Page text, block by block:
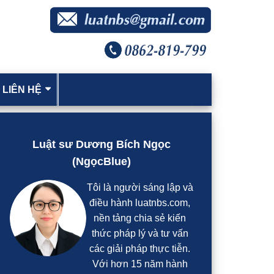
LIÊN HỆ
Luật sư Dương Bích Ngọc
(NgọcBlue)
Tôi là người sáng lập và
điều hành luatnbs.com,
nền tảng chia sẻ kiến
thức pháp lý và tư vấn
các giải pháp thực tiễn.
Với hơn 15 năm hành